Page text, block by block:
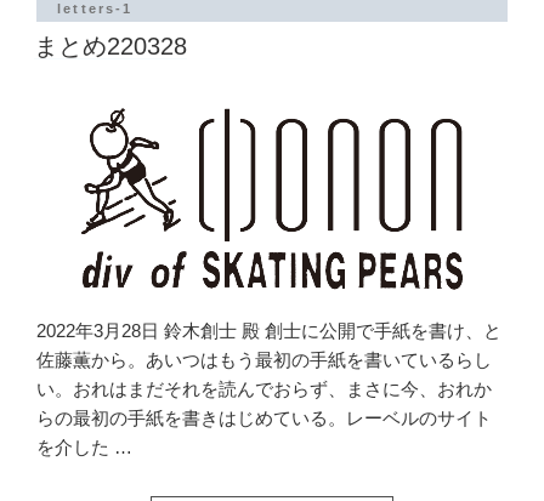
36”
letters-1
まとめ220328
2022年3月28日 鈴木創士 殿 創士に公開で手紙を書け、と
佐藤薫から。あいつはもう最初の手紙を書いているらし
い。おれはまだそれを読んでおらず、まさに今、おれか
らの最初の手紙を書きはじめている。レーベルのサイト
を介した …